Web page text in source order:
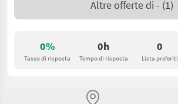
0%
Tasso di risposta
0h
Tempo di risposta
0
Lista preferiti
Altre offerte di - (1)